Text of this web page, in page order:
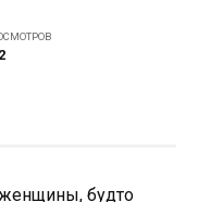
будто